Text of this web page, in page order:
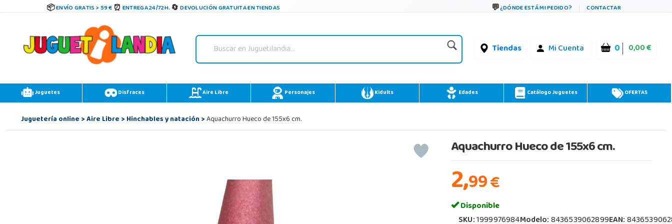
ENVÍO GRATIS > 59 € ENTREGA 24/72H. DEVOLUCIÓN GRATUITA EN TIENDAS ¿DÓNDE ESTÁ MI PEDIDO? CONTACTAR
Tiendas Mi Cuenta 0 0,00 €
Juguetes Disfraces Aire Libre Personajes Kidults Edades Catálogo Juguetes OFERTAS
Juguetería online>Aire Libre>Hinchables y natación>Aquachurro Hueco de 155x6 cm.
Aquachurro Hueco de 155x6 cm.
2,99€
Disponible
SKU:1999976984Modelo:8436539062899EAN: